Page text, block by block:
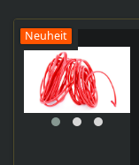
Neuheit